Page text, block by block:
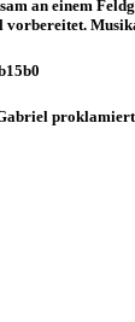
an einem